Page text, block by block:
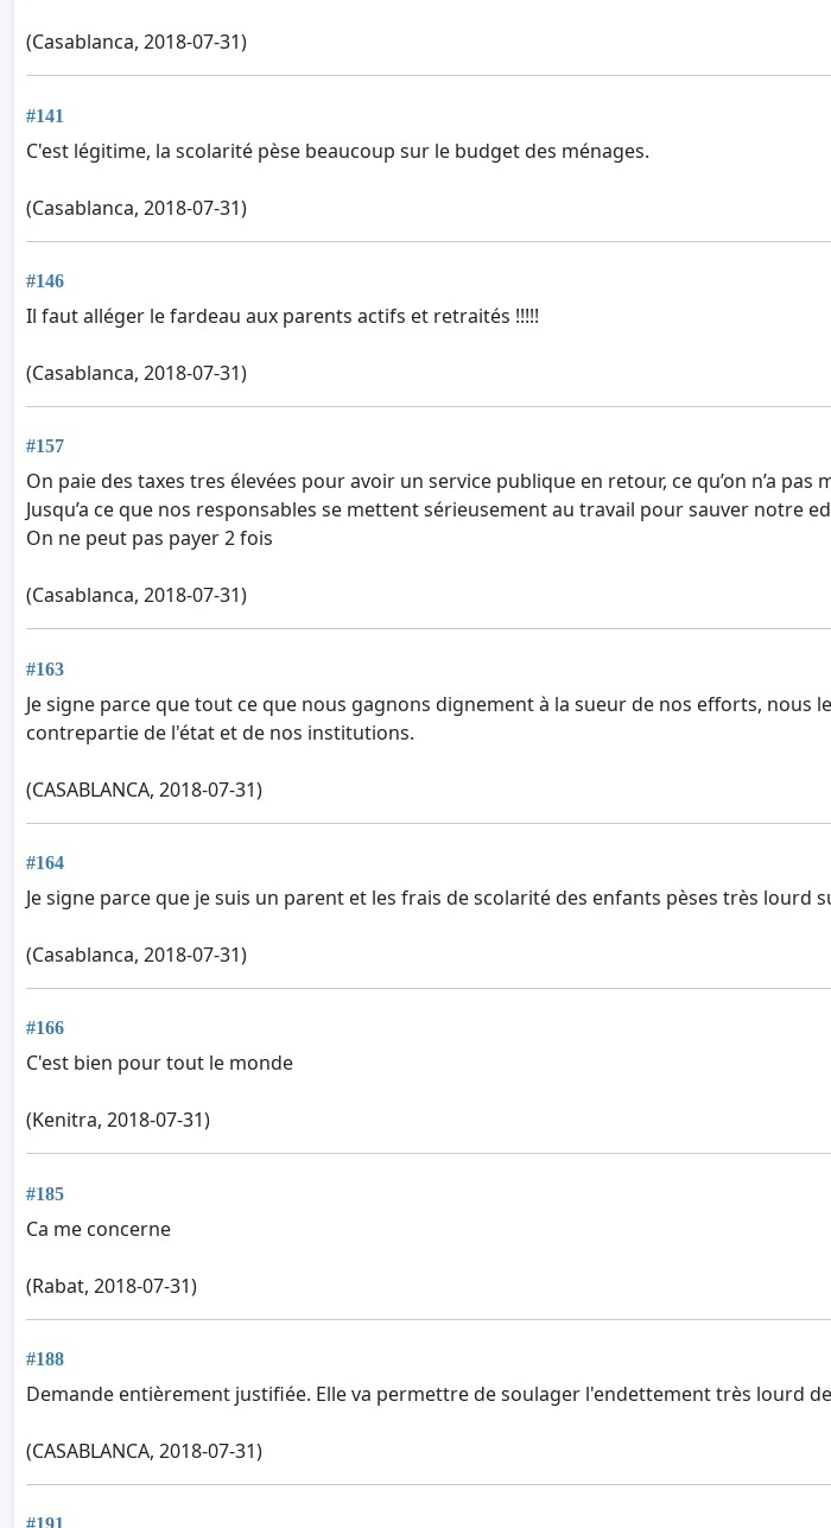
(Casablanca, 2018-07-31)
#141
C'est légitime, la scolarité pèse beaucoup sur le budget des ménages.
(Casablanca, 2018-07-31)
#146
Il faut alléger le fardeau aux parents actifs et retraités !!!!!
(Casablanca, 2018-07-31)
#157
On paie des taxes tres élevées pour avoir un service publique en retour, ce qu’on n’a
Jusqu’a ce que nos responsables se mettent sérieusement au travail pour sauver notre
On ne peut pas payer 2 fois
(Casablanca, 2018-07-31)
#163
Je signe parce que tout ce que nous gagnons dignement à la sueur de nos efforts,
contrepartie de l'état et de nos institutions.
(CASABLANCA, 2018-07-31)
#164
Je signe parce que je suis un parent et les frais de scolarité des enfants pèses très lourd
(Casablanca, 2018-07-31)
#166
C'est bien pour tout le monde
(Kenitra, 2018-07-31)
#185
Ca me concerne
(Rabat, 2018-07-31)
#188
Demande entièrement justifiée. Elle va permettre de soulager l'endettement très lourd
(CASABLANCA, 2018-07-31)